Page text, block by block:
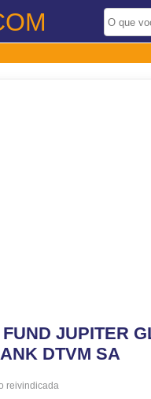
JUPITER
DTVM SA
reivindicada